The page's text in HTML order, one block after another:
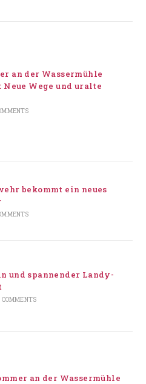
an der Wassermühle
Wege und uralte
bekommt ein neues
und spannender Landy-
COMMENTS
an der Wassermühle